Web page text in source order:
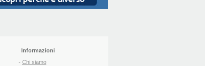
Informazioni
- Chi siamo